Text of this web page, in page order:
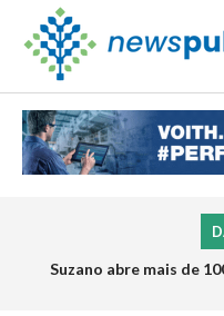
Suzano abre mais de